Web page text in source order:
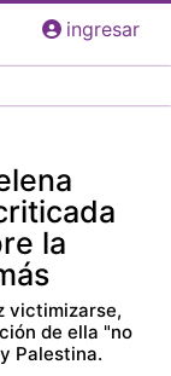
ingresar
la
victimizarse,
de ella "no
Palestina.